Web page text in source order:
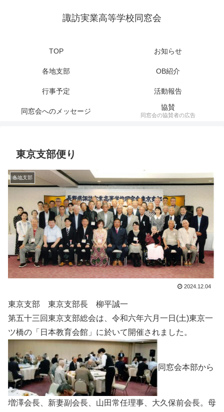
諏訪実業高等学校同窓会
TOP お知らせ
各地支部 OB紹介
行事予定 活動報告
同窓会へのメッセージ 協賛
同窓会の協賛者の広告
東京支部便り
各地支部
2024.12.04
東京支部 東京支部長 柳平誠一
第五十三回東京支部総会は、令和六年六月一日(土)東京一
ツ橋の「日本教育会館」に於いて開催されました。
同窓会本部から
増澤会長、新妻副会長、山田常任理事、大久保前会長。母